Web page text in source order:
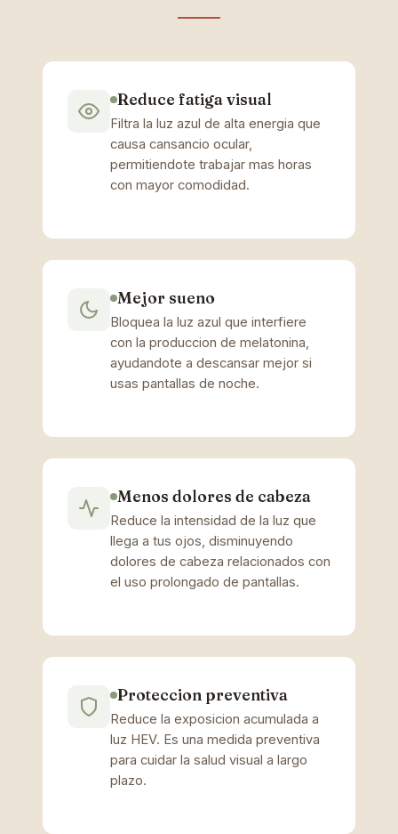
Reduce fatiga visual
Filtra la luz azul de alta energia que
causa cansancio ocular,
permitiendote trabajar mas horas
con mayor comodidad.
Mejor sueno
Bloquea la luz azul que interfiere
con la produccion de melatonina,
ayudandote a descansar mejor si
usas pantallas de noche.
Menos dolores de cabeza
Reduce la intensidad de la luz que
llega a tus ojos, disminuyendo
dolores de cabeza relacionados con
el uso prolongado de pantallas.
Proteccion preventiva
Reduce la exposicion acumulada a
luz HEV. Es una medida preventiva
para cuidar la salud visual a largo
plazo.